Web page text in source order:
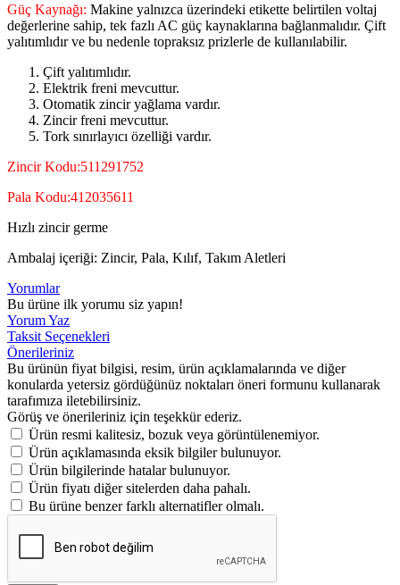
Güç Kaynağı: Makine yalnızca üzerindeki etikette belirtilen voltaj
değerlerine sahip, tek fazlı AC güç kaynaklarına bağlanmalıdır. Çift
yalıtımlıdır ve bu nedenle topraksız prizlerle de kullanılabilir.
Çift yalıtımlıdır.
Elektrik freni mevcuttur.
Otomatik zincir yağlama vardır.
Zincir freni mevcuttur.
Tork sınırlayıcı özelliği vardır.
Zincir Kodu:511291752
Pala Kodu:412035611
Hızlı zincir germe
Ambalaj içeriği: Zincir, Pala, Kılıf, Takım Aletleri
Yorumlar
Bu ürüne ilk yorumu siz yapın!
Yorum Yaz
Taksit Seçenekleri
Önerileriniz
Bu ürünün fiyat bilgisi, resim, ürün açıklamalarında ve diğer
konularda yetersiz gördüğünüz noktaları öneri formunu kullanarak
tarafımıza iletebilirsiniz.
Görüş ve önerileriniz için teşekkür ederiz.
Ürün resmi kalitesiz, bozuk veya görüntülenemiyor.
Ürün açıklamasında eksik bilgiler bulunuyor.
Ürün bilgilerinde hatalar bulunuyor.
Ürün fiyatı diğer sitelerden daha pahalı.
Bu ürüne benzer farklı alternatifler olmalı.